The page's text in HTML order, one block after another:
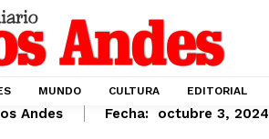
MUNDO CULTURA EDITORIAL
Andes Fecha: octubre 3, 2024